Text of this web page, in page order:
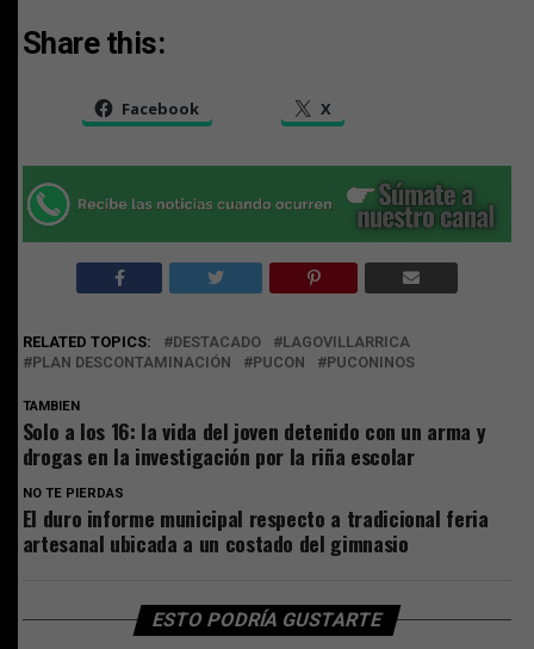
Share this:
Facebook X
RELATED TOPICS: DESTACADO
LAGOVILLARRICA
PLAN DESCONTAMINACIÓN
PUCON PUCONINOS
TAMBIEN
Solo a los 16: la vida del joven detenido con un arma y
drogas en la investigación por la riña escolar
NO TE PIERDAS
El duro informe municipal respecto a tradicional feria
artesanal ubicada a un costado del gimnasio
ESTO PODRÍA GUSTARTE